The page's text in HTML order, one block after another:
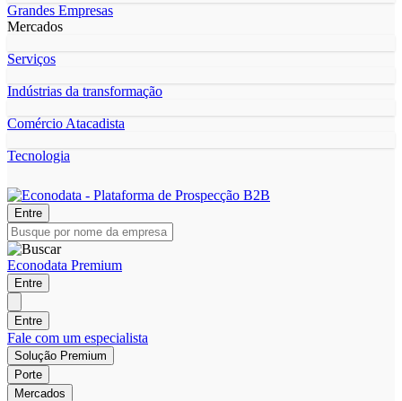
Grandes Empresas
Mercados
Serviços
Indústrias da transformação
Comércio Atacadista
Tecnologia
Entre
Econodata Premium
Entre
Entre
Fale com um especialista
Solução Premium
Porte
Mercados